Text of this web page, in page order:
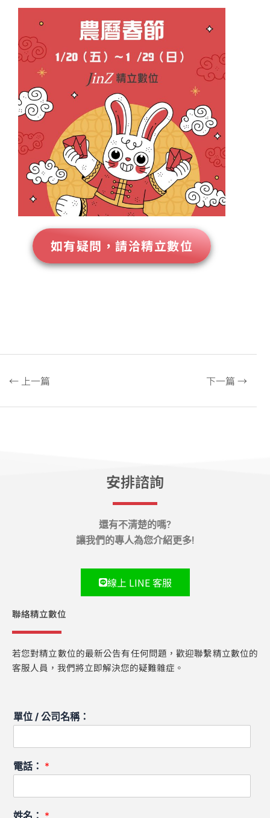
如有疑問，請洽精立數位
← 上一篇 下一篇 →
安排諮詢
還有不清楚的嗎?
讓我們的專人為您介紹更多!
線上 LINE 客服
聯絡精立數位
若您對精立數位的最新公告有任何問題，歡迎聯繫精立數位的
客服人員，我們將立即解決您的疑難雜症。
單位 / 公司名稱：
電話： *